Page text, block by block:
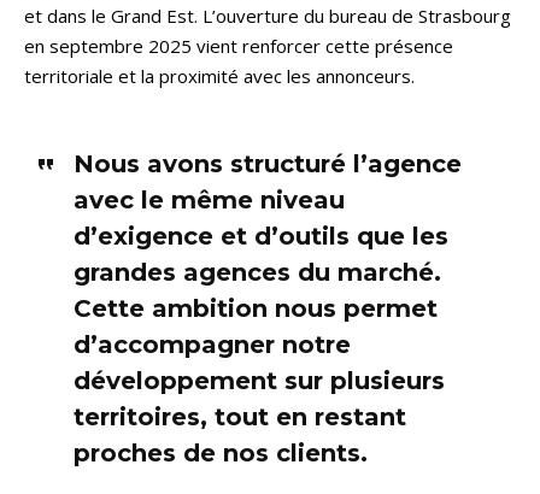
et dans le Grand Est. L’ouverture du bureau de Strasbourg
en septembre 2025 vient renforcer cette présence
territoriale et la proximité avec les annonceurs.
Nous avons structuré l’agence
avec le même niveau
d’exigence et d’outils que les
grandes agences du marché.
Cette ambition nous permet
d’accompagner notre
développement sur plusieurs
territoires, tout en restant
proches de nos clients.